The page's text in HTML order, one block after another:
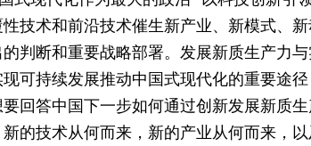
技术和前沿技术催生新产业、新模式、
判断和重要战略部署。发展新质生产力
可持续发展推动中国式现代化的重要途
回答中国下一步如何通过创新发展新质
的技术从何而来，新的产业从何而来，以